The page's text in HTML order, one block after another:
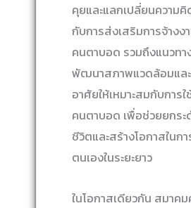
คุยและแลกเปลี่ยนความคิ
กับการส่งเสริมการจ้างง
คนตาบอด รวมถึงแนวทา
พัฒนาสภาพแวดล้อมแล
อาศัยให้เหมาะสมกับการ
คนตาบอด เพื่อช่วยยกร
ชีวิตและสร้างโอกาสในก
ตนเองในระยะยาว
ในโอกาสเดียวกัน สมาค